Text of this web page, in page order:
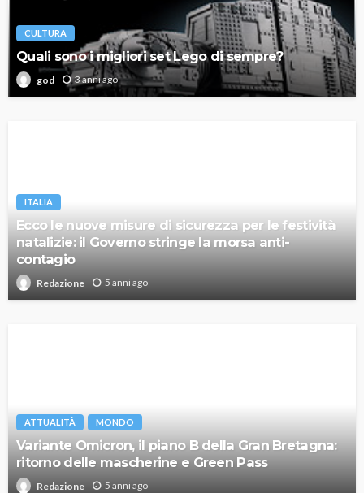
CULTURA
Quali sono i migliori set Lego di sempre?
god 3 anni ago
ITALIA
Ecco le nuove misure di sicurezza per le festività
natalizie: il Governo stringe la morsa anti-
contagio
Redazione 5 anni ago
ATTUALITÀ MONDO
Variante Omicron, il piano B della Gran Bretagna:
ritorno delle mascherine e Green Pass
Redazione 5 anni ago